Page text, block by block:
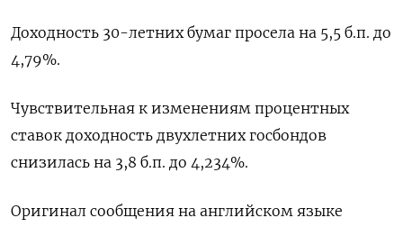
Доходность 30-летних бумаг просела на 5,5 б.п. до
4,79%.
Чувствительная к изменениям процентных
ставок доходность двухлетних госбондов
снизилась на 3,8 б.п. до 4,234%.
Оригинал сообщения на английском языке